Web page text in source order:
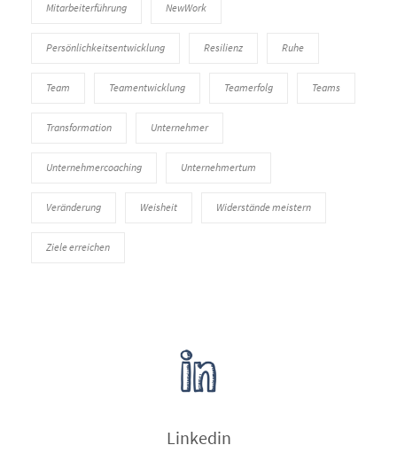
Mitarbeiterführung NewWork
Persönlichkeitsentwicklung Resilienz Ruhe
Team Teamentwicklung Teamerfolg Teams
Transformation Unternehmer
Unternehmercoaching Unternehmertum
Veränderung Weisheit Widerstände meistern
Ziele erreichen
Linkedin